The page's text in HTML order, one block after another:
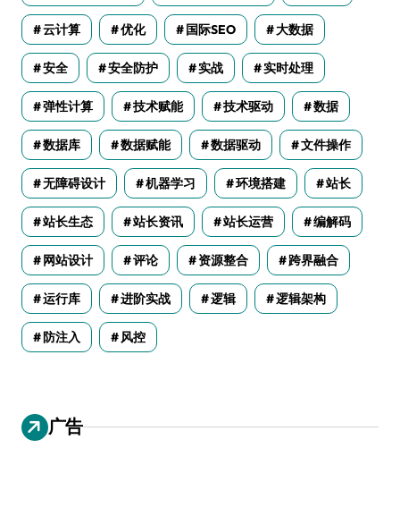
云计算 优化 国际SEO 大数据
安全 安全防护 实战 实时处理
弹性计算 技术赋能 技术驱动 数据
数据库 数据赋能 数据驱动 文件操作
无障碍设计 机器学习 环境搭建 站长
站长生态 站长资讯 站长运营 编解码
网站设计 评论 资源整合 跨界融合
运行库 进阶实战 逻辑 逻辑架构
防注入 风控
广告